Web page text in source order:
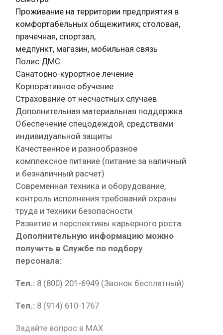
Проживание на территории предприятия в
комфортабельных общежитиях; столовая,
прачечная, спортзал,
медпункт, магазин, мобильная связь
Полис ДМС
Санаторно-курортное лечение
Корпоративное обучение
Страхование от несчастных случаев
Дополнительная материальная поддержка
Обеспечение спецодеждой, средствами
индивидуальной защиты
Качественное и разнообразное
комплексное питание (питание за наличный
и безналичный расчет)
Современная техника и оборудование,
контроль исполнения требований охраны
труда и техники безопасности
Развитие и перспективы карьерного роста
Дополнительную информацию можно
получить в Службе по подбору
персонала:
Тел.: 8 (800) 201-6949 (Звонок бесплатный)
Тел.: 8 (914) 610-1767
Задайте вопрос в MAX